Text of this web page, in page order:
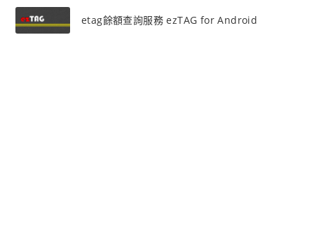
etag餘額查詢服務 ezTAG for Android